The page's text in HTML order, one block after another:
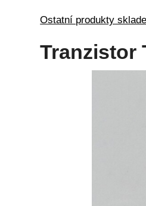
Ostatní produkty
Tranzistor